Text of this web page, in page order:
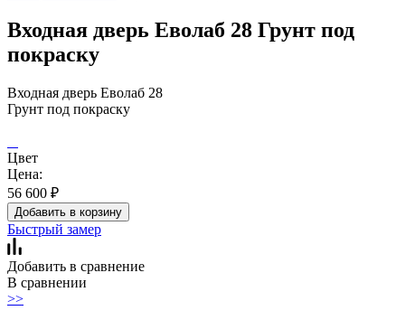
Входная дверь Еволаб 28 Грунт под
покраску
Входная дверь Еволаб 28
Грунт под покраску
Цвет
Цена:
56 600 ₽
Добавить в корзину
Быстрый замер
Добавить в сравнение
В сравнении
>>